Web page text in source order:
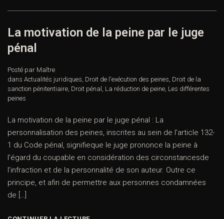
La motivation de la peine par le juge
pénal
Posté par Maître
dans Actualités juridiques, Droit de l'exécution des peines, Droit de la
sanction pénitentiaire, Droit pénal , La réduction de peine, Les différentes
peines
La motivation de la peine par le juge pénal : La
personnalisation des peines, inscrites au sein de l’article 132-
1 du Code pénal, signifieque le juge prononce la peine à
l’égard du coupable en considération des circonstancesde
l’infraction et de la personnalité de son auteur. Outre ce
principe, et afin de permettre aux personnes condamnées
de […]